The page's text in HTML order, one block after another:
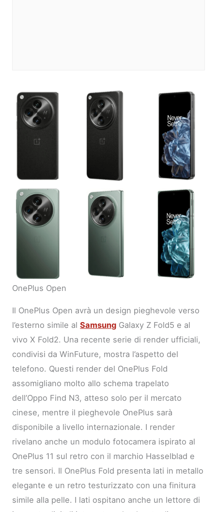
OnePlus Open
Il OnePlus Open avrà un design pieghevole verso
l’esterno simile alSamsung Galaxy Z Fold5 e al
vivo X Fold2. Una recente serie di render ufficiali,
condivisi da WinFuture, mostra l’aspetto del
telefono. Questi render del OnePlus Fold
assomigliano molto allo schema trapelato
dell’Oppo Find N3, atteso solo per il mercato
cinese, mentre il pieghevole OnePlus sarà
disponibile a livello internazionale. I render
rivelano anche un modulo fotocamera ispirato al
OnePlus 11 sul retro con il marchio Hasselblad e
tre sensori. Il OnePlus Fold presenta lati in metallo
elegante e un retro testurizzato con una finitura
simile alla pelle. I lati ospitano anche un lettore di